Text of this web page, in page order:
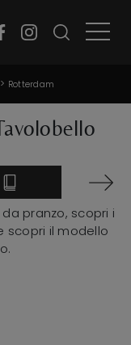
> Rotterdam
pranzo, scopri i
scopri il modello